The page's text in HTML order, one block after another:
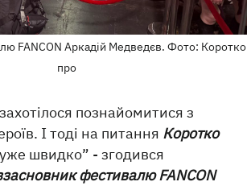
FANCON Аркадій Медведєв. Фото: Коротко
про
познайомитися з
І тоді на питання Коротко
швидко” - згодився
фестивалю FANCON